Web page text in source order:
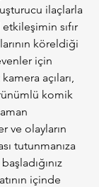
ilaçlarla
sıfır
köreldiği
için
açıları,
komik
ve olayların
tutunmanıza
içinde